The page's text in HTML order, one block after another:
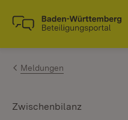
Zum Inhalt springen
Link zur Startseite
Meldungen
Zwischenbilanz